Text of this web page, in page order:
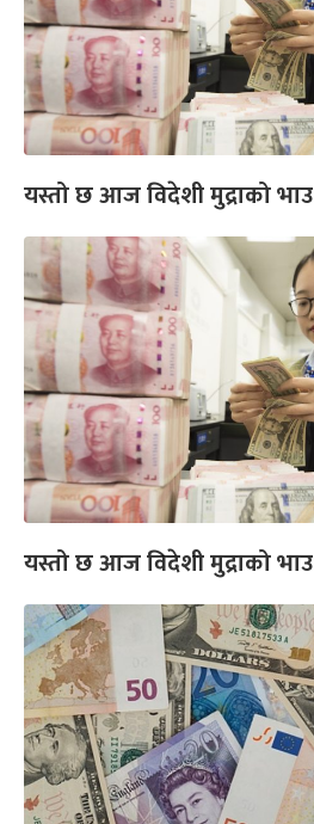
यस्तो छ आज विदेशी मुद्राको भाउ
यस्तो छ आज विदेशी मुद्राको भाउ